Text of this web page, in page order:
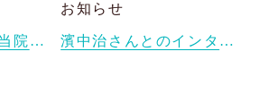
濱中治さんによる当院へのインタビュー記事が公開されました。
お知らせ
濱中治さんとのインタビュー記事